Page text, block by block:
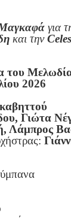
για
και την
του
2026
Γιώτα
Λάμπρος